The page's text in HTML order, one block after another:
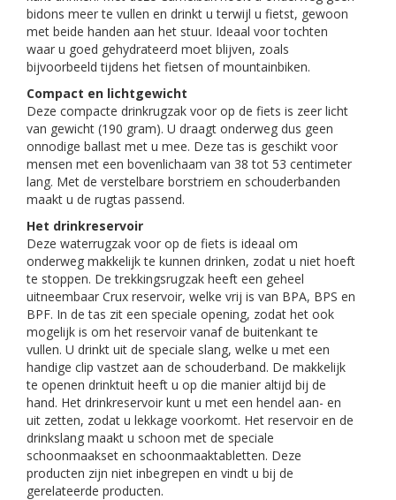
bidons meer te vullen en drinkt u terwijl u fietst, gewoon
met beide handen aan het stuur. Ideaal voor tochten
waar u goed gehydrateerd moet blijven, zoals
bijvoorbeeld tijdens het fietsen of mountainbiken.
Compact en lichtgewicht
Deze compacte drinkrugzak voor op de fiets is zeer licht
van gewicht (190 gram). U draagt onderweg dus geen
onnodige ballast met u mee. Deze tas is geschikt voor
mensen met een bovenlichaam van 38 tot 53 centimeter
lang. Met de verstelbare borstriem en schouderbanden
maakt u de rugtas passend.
Het drinkreservoir
Deze waterrugzak voor op de fiets is ideaal om
onderweg makkelijk te kunnen drinken, zodat u niet hoeft
te stoppen. De trekkingsrugzak heeft een geheel
uitneembaar Crux reservoir, welke vrij is van BPA, BPS en
BPF. In de tas zit een speciale opening, zodat het ook
mogelijk is om het reservoir vanaf de buitenkant te
vullen. U drinkt uit de speciale slang, welke u met een
handige clip vastzet aan de schouderband. De makkelijk
te openen drinktuit heeft u op die manier altijd bij de
hand. Het drinkreservoir kunt u met een hendel aan- en
uit zetten, zodat u lekkage voorkomt. Het reservoir en de
drinkslang maakt u schoon met de speciale
schoonmaakset en schoonmaaktabletten. Deze
producten zijn niet inbegrepen en vindt u bij de
gerelateerde producten.